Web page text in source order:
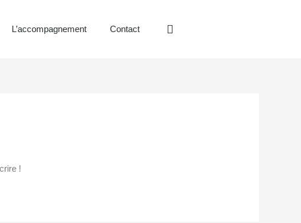
L’accompagnement Contact
!